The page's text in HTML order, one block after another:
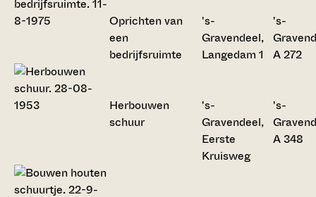
Oprichten van
een
bedrijfsruimte
's-
Gravendeel,
Langedam 1
's-
A 272
Herbouwen
schuur
's-
Gravendeel,
Eerste
Kruisweg
's-
A 348